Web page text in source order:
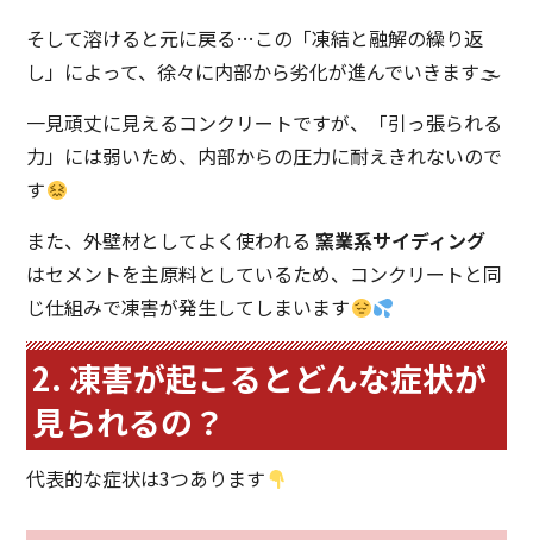
そして溶けると元に戻る…この「凍結と融解の繰り返
し」によって、徐々に内部から劣化が進んでいきます🌫
一見頑丈に見えるコンクリートですが、「引っ張られる
力」には弱いため、内部からの圧力に耐えきれないので
す
また、外壁材としてよく使われる 窯業系サイディング
はセメントを主原料としているため、コンクリートと同
じ仕組みで凍害が発生してしまいます
2. 凍害が起こるとどんな症状が
見られるの？
代表的な症状は3つあります